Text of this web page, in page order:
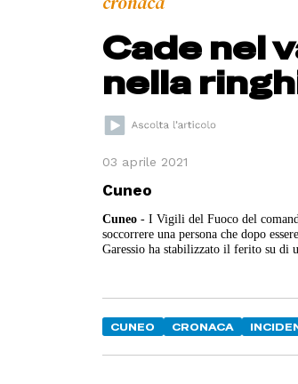
Cade nel
nella
03 aprile 2021
Cuneo
Cuneo - I Vigili del Fuoco del
soccorrere una persona che dopo
Garessio ha stabilizzato il ferito su di
CUNEO CRONACA